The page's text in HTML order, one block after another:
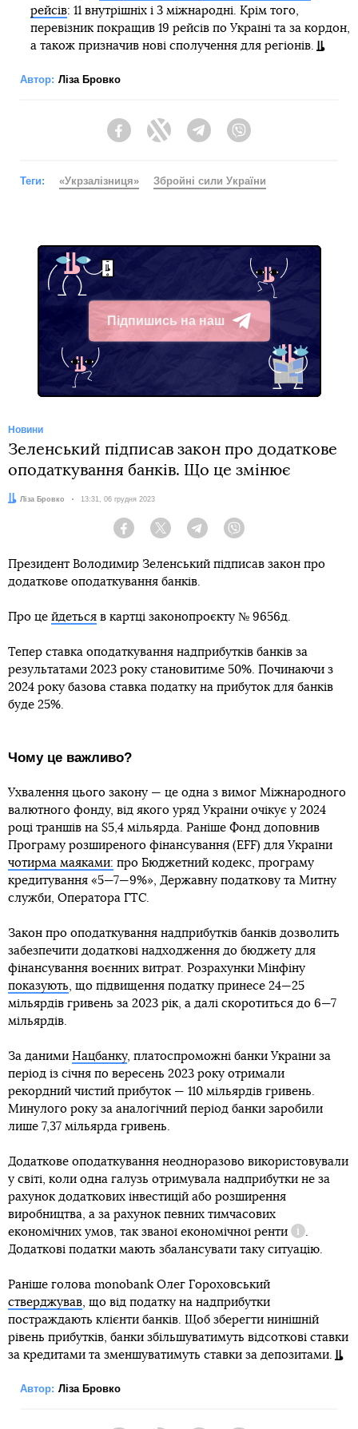
рейсів: 11 внутрішніх і 3 міжнародні. Крім того,
перевізник покращив 19 рейсів по Україні та за кордон,
а також призначив нові сполучення для регіонів.
Автор: Ліза Бровко
FacebookTwitter Telegram
Теги: «Укрзалізниця» Збройні сили України
Підпишись на наш
Telegram
Новини
Зеленський підписав закон про додаткове
оподаткування банків. Що це змінює
Автор:
Ліза Бровко Дата:
13:31, 06 грудня 2023
Facebook Twitter Telegram
Президент Володимир Зеленський підписав закон про
додаткове оподаткування банків.
Про це йдеться в картці законопроєкту № 9656д.
Тепер ставка оподаткування надприбутків банків за
результатами 2023 року становитиме 50%. Починаючи з
2024 року базова ставка податку на прибуток для банків
буде 25%.
Чому це важливо?
Ухвалення цього закону — це одна з вимог Міжнародного
валютного фонду, від якого уряд України очікує у 2024
році траншів на $5,4 мільярда. Раніше Фонд доповнив
Програму розширеного фінансування (EFF) для України
чотирма маяками: про Бюджетний кодекс, програму
кредитування «5—7—9%», Державну податкову та Митну
служби, Оператора ГТС.
Закон про оподаткування надприбутків банків дозволить
забезпечити додаткові надходження до бюджету для
фінансування воєнних витрат. Розрахунки Мінфіну
показують, що підвищення податку принесе 24—25
мільярдів гривень за 2023 рік, а далі скоротиться до 6—7
мільярдів.
За даними Нацбанку, платоспроможні банки України за
період із січня по вересень 2023 року отримали
рекордний чистий прибуток — 110 мільярдів гривень.
Минулого року за аналогічний період банки заробили
лише 7,37 мільярда гривень.
Додаткове оподаткування неодноразово використовували
у світі, коли одна галузь отримувала надприбутки не за
рахунок додаткових інвестицій або розширення
виробництва, а за рахунок певних тимчасових
економічних умов, так званої економічної ренти
Довідка
.
Додаткові податки мають збалансувати таку ситуацію.
Раніше голова monobank Олег Гороховський
стверджував, що від податку на надприбутки
постраждають клієнти банків. Щоб зберегти нинішній
рівень прибутків, банки збільшуватимуть відсоткові ставки
за кредитами та зменшуватимуть ставки за депозитами.
Автор: Ліза Бровко